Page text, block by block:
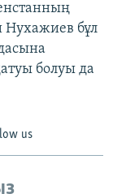
Нухажиев бұл
болуы да
us